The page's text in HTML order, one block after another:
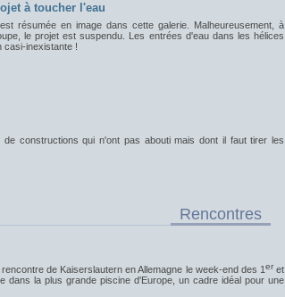
à toucher l'eau
résumée en image dans cette galerie. Malheureusement, à
le projet est suspendu. Les entrées d'eau dans les hélices
casi-inexistante !
constructions qui n'ont pas abouti mais dont il faut tirer les
Rencontres
de Kaiserslautern en Allemagne le week-end des 1eret
dans la plus grande piscine d'Europe, un cadre idéal pour une